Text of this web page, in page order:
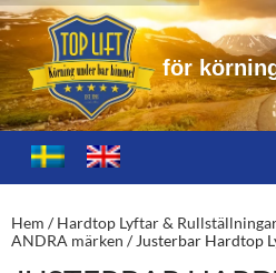
för körnin
Toplift.se – för körning under
HOPPA
TILL
Hem /Hardtop Lyftar &
ANDRA märken / Justerbar Hardtop